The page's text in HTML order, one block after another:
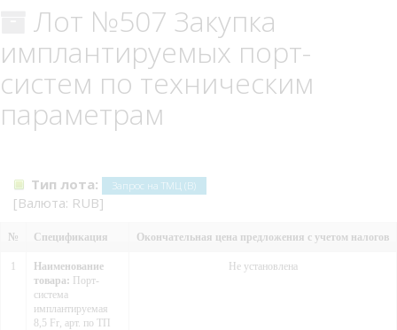
Лот №507 Закупка
имплантируемых порт-
систем по техническим
параметрам
Тип лота: Запрос на ТМЦ (В)
[Валюта: RUB]
№ Спецификация Окончательная цена предложения с учетом налогов
Наименование
товара: Порт-
система
имплантируемая
8,5 Fr, арт. по ТП
Не установлена